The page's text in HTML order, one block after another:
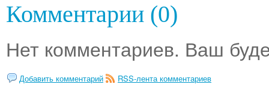
Комментарии (0)
Нет комментариев. Ваш
Добавить комментарий RSS-лента комментариев